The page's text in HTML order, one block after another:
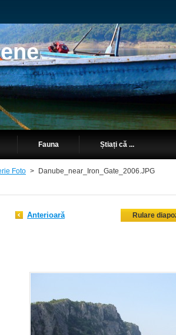
Fauna Știați că ...
Foto > Danube_near_Iron_Gate_2006.JPG
Anterioară Rulare